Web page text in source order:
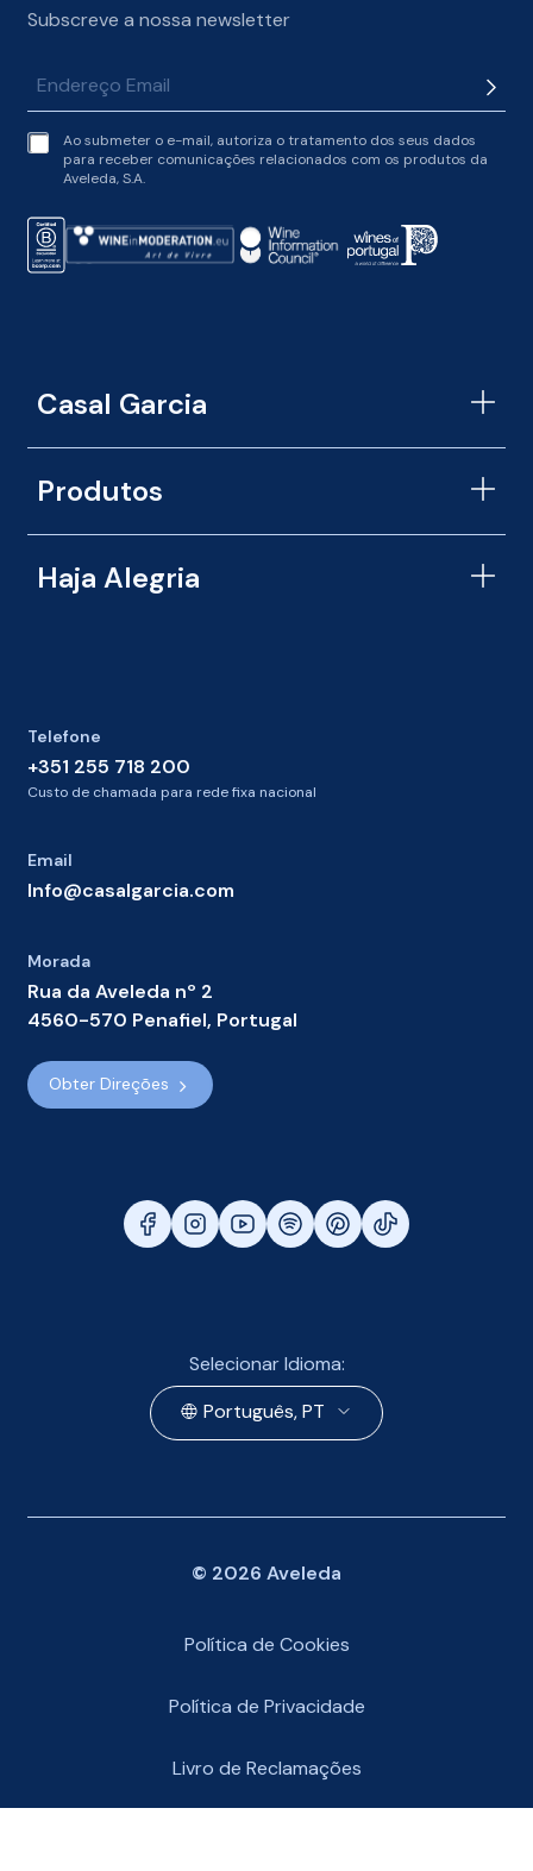
Subscreve a nossa newsletter
e
s
o
f
s
Ao submeter o e-mail, autoriza o tratamento dos seus dados
para receber comunicações relacionados com os produtos da
Aveleda, S.A.
Telefone
+351 255 718 200
Custo de chamada para rede fixa nacional
Email
Info@casalgarcia.com
Morada
Rua da Aveleda nº 2
4560-570 Penafiel, Portugal
Obter Direções
Casal Garcia
Produtos
Haja Alegria
Selecionar Idioma:
Português, PT
© 2026 Aveleda
Política de Cookies
Política de Privacidade
Livro de Reclamações